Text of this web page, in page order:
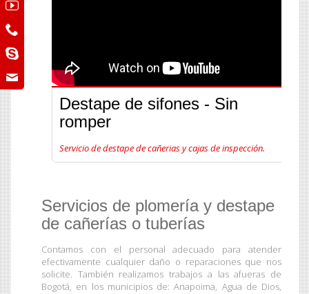
Destape de sifones - Sin
romper
Servicio de destape de cañerias y cajas de inspección.
Servicios de plomería y destape
de cañerías o tuberías
Contamos con el personal adecuado para atender
efectivamente cualquier daño o reparaciones que nos
solicite. También realizamos trabajos a las afueras de
Bogotá, en los municipios de: Anapoima, Agua de Dios,